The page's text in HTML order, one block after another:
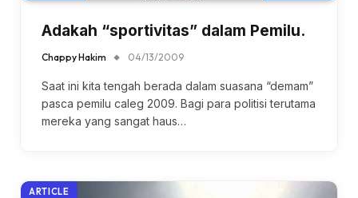
Adakah “sportivitas” dalam Pemilu.
Chappy Hakim 04/13/2009
Saat ini kita tengah berada dalam suasana “demam”
pasca pemilu caleg 2009. Bagi para politisi terutama
mereka yang sangat haus…
ARTICLE